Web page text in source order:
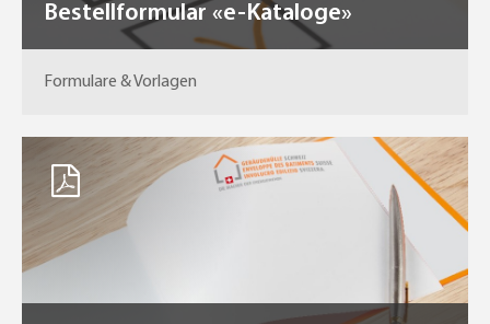
Bestellformular «e-Kataloge»
Formulare & Vorlagen